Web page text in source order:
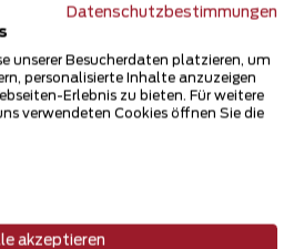
Teilen
Datenschutzbestimmungen
unserer Besucherdaten platzieren, um
personalisierte Inhalte anzuzeigen
Erlebnis zu bieten. Für weitere
verwendeten Cookies öffnen Sie die
akzeptieren